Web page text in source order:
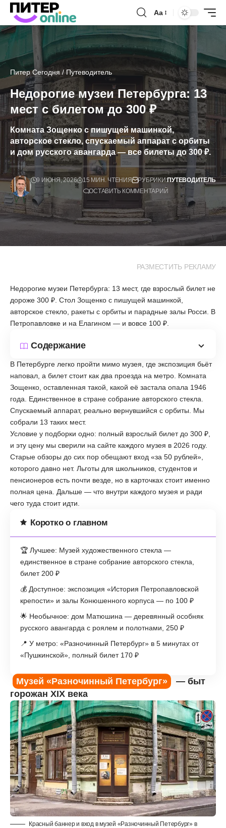
Аа
Питер Сегодня/Путеводитель
Недорогие музеи Петербурга: 13
мест с билетом до 300 ₽
Комната Зощенко с пишущей машинкой,
авторское стекло, спускаемый аппарат с орбиты
и дом русского авангарда — все билеты до 300 ₽.
9 ИЮНЯ, 2026 15 МИН. ЧТЕНИЯ РУБРИКИ:ПУТЕВОДИТЕЛЬ
ОСТАВИТЬ КОММЕНТАРИЙ
РАЗМЕСТИТЬ РЕКЛАМУ
Недорогие музеи Петербурга: 13 мест, где взрослый билет не
дороже 300 ₽. Стол Зощенко с пишущей машинкой,
авторское стекло, ракеты с орбиты и парадные залы Росси. В
Петропавловке и на Елагином — и вовсе 100 ₽.
Содержание
В Петербурге легко пройти мимо музея, где экспозиция бьёт
наповал, а билет стоит как два проезда на метро. Комната
Зощенко, оставленная такой, какой её застала опала 1946
года. Единственное в стране собрание авторского стекла.
Спускаемый аппарат, реально вернувшийся с орбиты. Мы
собрали 13 таких мест.
Условие у подборки одно: полный взрослый билет до 300 ₽,
и эту цену мы сверили на сайте каждого музея в 2026 году.
Старые обзоры до сих пор обещают вход «за 50 рублей»,
которого давно нет. Льготы для школьников, студентов и
пенсионеров есть почти везде, но в карточках стоит именно
полная цена. Дальше — что внутри каждого музея и ради
чего туда стоит идти.
Коротко о главном
🏆 Лучшее: Музей художественного стекла —
единственное в стране собрание авторского стекла,
билет 200 ₽
💰 Доступное: экспозиция «История Петропавловской
крепости» и залы Конюшенного корпуса — по 100 ₽
🌟 Необычное: дом Матюшина — деревянный особняк
русского авангарда с роялем и полотнами, 250 ₽
📍 У метро: «Разночинный Петербург» в 5 минутах от
«Пушкинской», полный билет 170 ₽
Музей «Разночинный Петербург»
— быт
горожан XIX века
Красный баннер и вход в музей «Разночинный Петербург» в